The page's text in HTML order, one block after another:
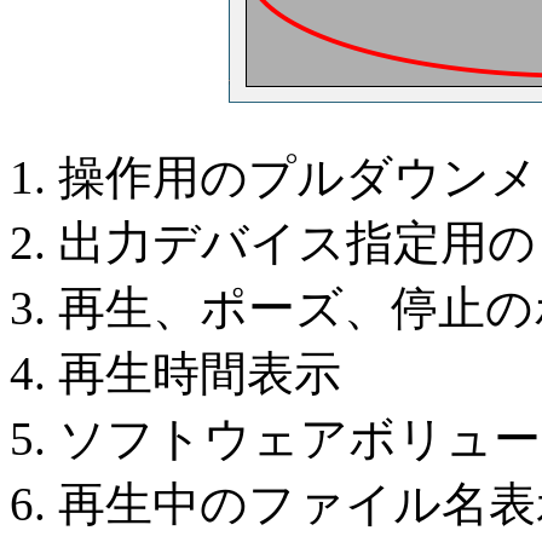
操作用のプルダウン
出力デバイス指定用
再生、ポーズ、停止
再生時間表示
ソフトウェアボリュ
再生中のファイル名